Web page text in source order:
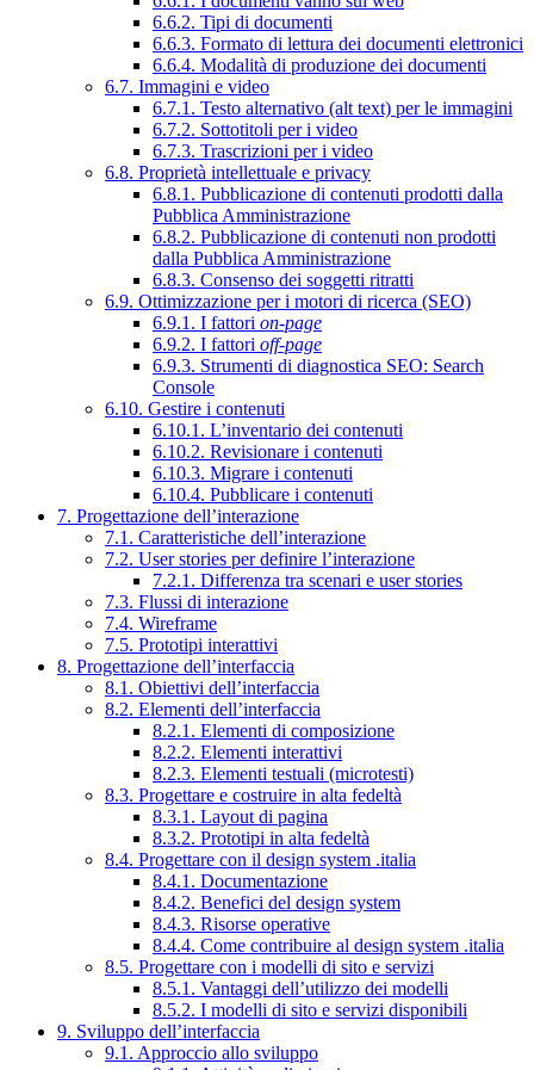
6.6.2. Tipi di documenti
6.6.3. Formato di lettura dei documenti elettronici
6.6.4. Modalità di produzione dei documenti
6.7. Immagini e video
6.7.1. Testo alternativo (alt text) per le immagini
6.7.2. Sottotitoli per i video
6.7.3. Trascrizioni per i video
6.8. Proprietà intellettuale e privacy
6.8.1. Pubblicazione di contenuti prodotti dalla
Pubblica Amministrazione
6.8.2. Pubblicazione di contenuti non prodotti
dalla Pubblica Amministrazione
6.8.3. Consenso dei soggetti ritratti
6.9. Ottimizzazione per i motori di ricerca (SEO)
6.9.1. I fattori on-page
6.9.2. I fattori off-page
6.9.3. Strumenti di diagnostica SEO: Search
Console
6.10. Gestire i contenuti
6.10.1. L’inventario dei contenuti
6.10.2. Revisionare i contenuti
6.10.3. Migrare i contenuti
6.10.4. Pubblicare i contenuti
7. Progettazione dell’interazione
7.1. Caratteristiche dell’interazione
7.2. User stories per definire l’interazione
7.2.1. Differenza tra scenari e user stories
7.3. Flussi di interazione
7.4. Wireframe
7.5. Prototipi interattivi
8. Progettazione dell’interfaccia
8.1. Obiettivi dell’interfaccia
8.2. Elementi dell’interfaccia
8.2.1. Elementi di composizione
8.2.2. Elementi interattivi
8.2.3. Elementi testuali (microtesti)
8.3. Progettare e costruire in alta fedeltà
8.3.1. Layout di pagina
8.3.2. Prototipi in alta fedeltà
8.4. Progettare con il design system .italia
8.4.1. Documentazione
8.4.2. Benefici del design system
8.4.3. Risorse operative
8.4.4. Come contribuire al design system .italia
8.5. Progettare con i modelli di sito e servizi
8.5.1. Vantaggi dell’utilizzo dei modelli
8.5.2. I modelli di sito e servizi disponibili
9. Sviluppo dell’interfaccia
9.1. Approccio allo sviluppo